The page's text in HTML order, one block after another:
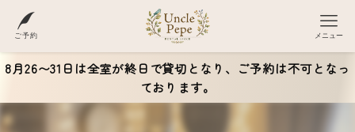
ご予約 メニュー
8月26〜31日は全室が終日で貸切となり、ご予約は不可となっ
ております。